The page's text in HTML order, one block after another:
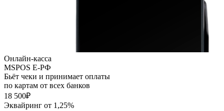
Онлайн-касса
MSPOS E-PФ
Бьёт чеки и принимает оплаты
по картам от всех банков
18 500₽
Эквайринг от 1,25%